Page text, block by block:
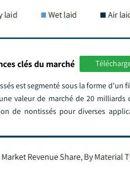
clés du marché
est segmenté sous la forme
valeur de marché de 20
de nontissés pour diverses